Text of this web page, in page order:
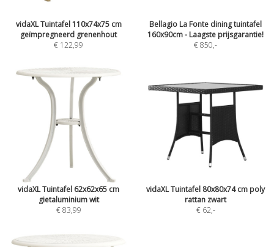
vidaXL Tuintafel 110x74x75 cm
geïmpregneerd grenenhout
€ 122,99
Bellagio La Fonte dining tuintafel
160x90cm - Laagste prijsgarantie!
€ 850,-
vidaXL Tuintafel 62x62x65 cm
gietaluminium wit
€ 83,99
vidaXL Tuintafel 80x80x74 cm poly
rattan zwart
€ 62,-